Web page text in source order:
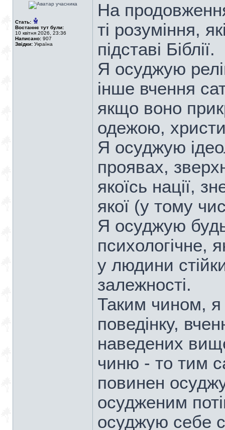
Стать:
Востаннє тут були:
10 квітня 2026, 23:36
Написано: 907
Звідки: Україна
На
ті розуміння,
підставі Біблії.
Я осуджую
інше вчення
якщо воно
одежою,
Я осуджую
проявах,
якоїсь нації,
якої (у тому
Я осуджую
психологічне,
у людини
залежності.
Таким чином, я
поведінку,
наведених
чиню - то тим
повинен
осудженим
осуджую себе